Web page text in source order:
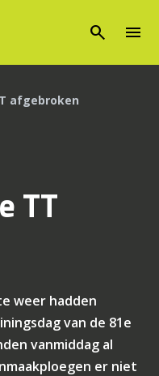
search menu
afgebroken
TT
weer hadden
van de 81e
vanmiddag al
er niet